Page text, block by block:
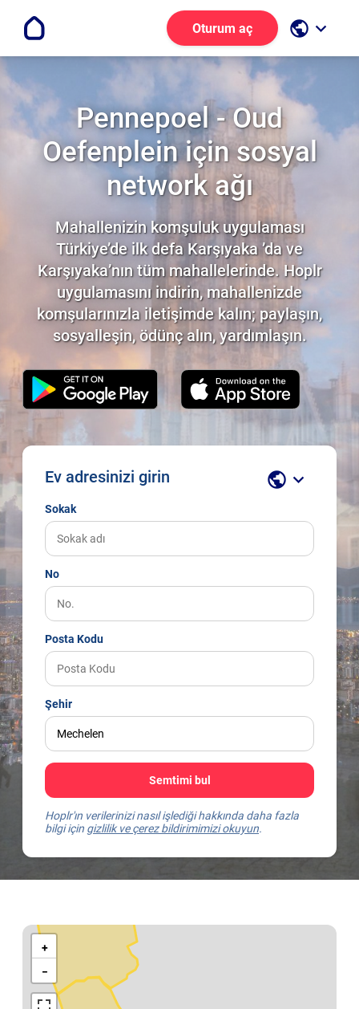
Oturum aç public keyboard_arrow_down
Pennepoel - Oud
Oefenplein için sosyal
network ağı
Mahallenizin komşuluk uygulaması
Türkiye’de ilk defa Karşıyaka ’da ve
Karşıyaka’nın tüm mahallelerinde. Hoplr
uygulamasını indirin, mahallenizde
komşularınızla iletişimde kalın; paylaşın,
sosyalleşin, ödünç alın, yardımlaşın.
Ev adresinizi girin public keyboard_arrow_down
Sokak
No
Posta Kodu
Şehir
Semtimi bul
Hoplr'ın verilerinizi nasıl işlediği hakkında daha fazla
bilgi için gizlilik ve çerez bildirimimizi okuyun.
Kaart
Mechelen
+
−